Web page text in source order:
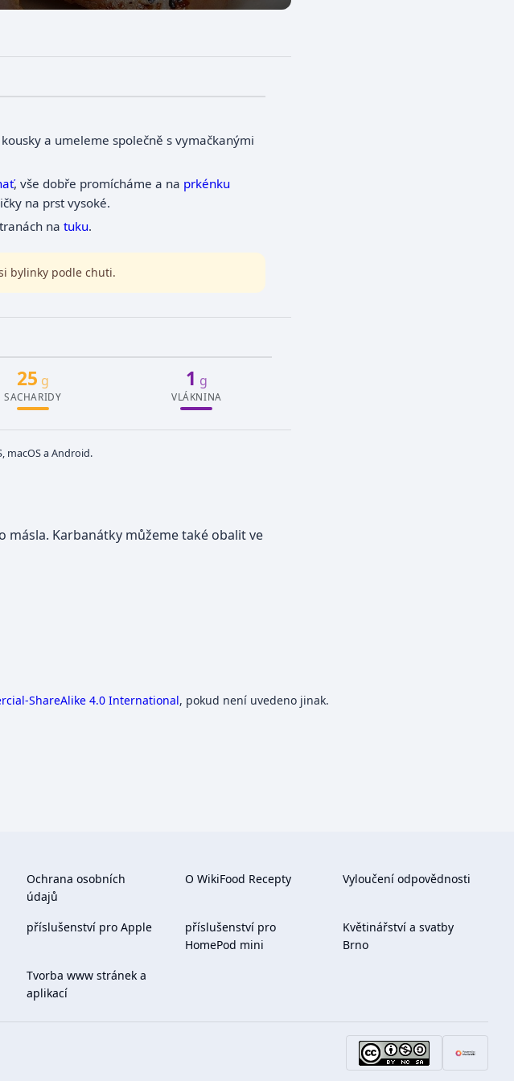
a umeleme společně s vymačkanými
, vše dobře promícháme a na prkénku
na prst vysoké.
na tuku.
bylinky podle chuti.
25 g
SACHARIDY
1 g
VLÁKNINA
macOS a Android.
másla. Karbanátky můžeme také obalit ve
ShareAlike 4.0 International, pokud není uvedeno jinak.
Ochrana osobních
údajů
O WikiFood Recepty Vyloučení odpovědnosti
příslušenství pro Apple
příslušenství pro
HomePod mini
Květinářství a svatby
Brno
Tvorba www stránek a
aplikací